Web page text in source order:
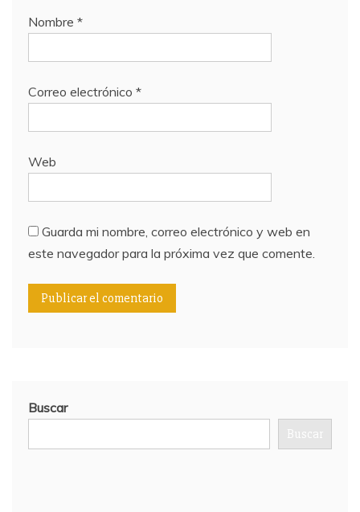
Nombre *
Correo electrónico *
Web
Guarda mi nombre, correo electrónico y web en
este navegador para la próxima vez que comente.
Buscar
Buscar